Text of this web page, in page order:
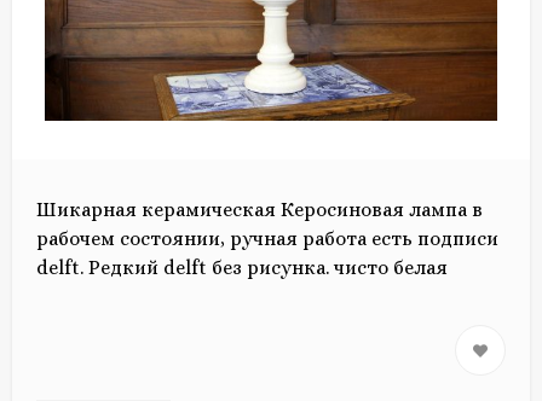
Шикарная керамическая Керосиновая лампа в
рабочем состоянии, ручная работа есть подписи
delft. Редкий delft без рисунка. чисто белая